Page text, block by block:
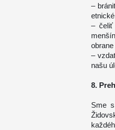
–
– čeliť
–
našu
8.
Sme